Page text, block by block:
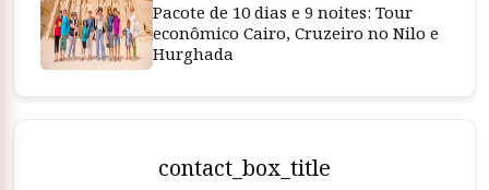
Pacote de 10 dias e 9 noites: Tour
econômico Cairo, Cruzeiro no Nilo e
Hurghada
contact_box_title